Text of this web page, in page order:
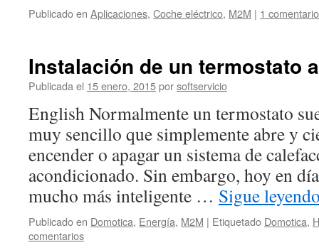
Publicado en Aplicaciones, Coche eléctrico, M2M | 1 comentario
Instalación de un termostato
Publicada el 15 enero, 2015porsoftservicio
English Normalmente un termostato
muy sencillo que simplemente abre y
encender o apagar un sistema de
acondicionado. Sin embargo, hoy en
mucho más inteligente … Sigue
Publicado en Domotica, Energía, M2M | Etiquetado Domotica,
comentarios